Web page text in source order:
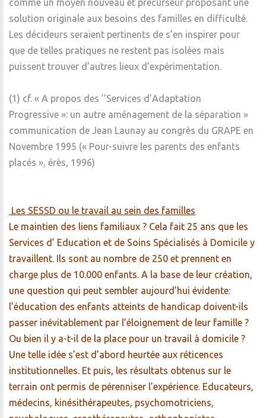
comme un moyen nouveau et précurseur proposant une
solution originale aux besoins des familles en difficulté.
Les décideurs seraient pertinents de s’en inspirer pour
que de telles pratiques ne restent pas isolées mais
puissent trouver d’autres lieux d’expérimentation.
(1) cf. « A propos des ’’Services d’Adaptation
Progressive »: un autre aménagement de la séparation »
communication de Jean Launay au congrès du GRAPE en
Novembre 1995 (« Pour-suivre les parents des enfants
placés », érès, 1996)
Les SESSD ou le travail au sein des familles
Le maintien des liens familiaux ? Cela fait 25 ans que les
Services d’ Education et de Soins Spécialisés à Domicile y
travaillent. Ils sont au nombre de 250 et prennent en
charge plus de 10.000 enfants. A la base de leur création,
une question qui peut sembler aujourd’hui évidente:
l’éducation des enfants atteints de handicap doivent-ils
passer inévitablement par l’éloignement de leur famille ?
Ou bien il y a-t-il de la place pour un travail à domicile ?
Une telle idée s’est d’abord heurtée aux réticences
institutionnelles. Et puis, les résultats obtenus sur le
terrain ont permis de pérenniser l’expérience. Educateurs,
médecins, kinésithérapeutes, psychomotriciens,